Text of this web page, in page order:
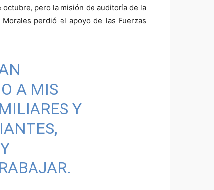
pero la misión de auditoría de la
perdió el apoyo de las Fuerzas
A MIS
Y